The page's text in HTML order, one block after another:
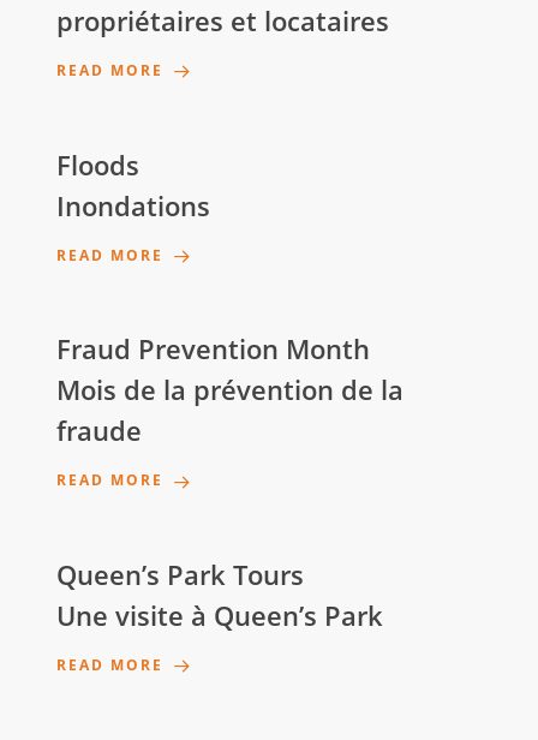
propriétaires et locataires
READ MORE
Floods
Inondations
READ MORE
Fraud Prevention Month
Mois de la prévention de la
fraude
READ MORE
Queen’s Park Tours
Une visite à Queen’s Park
READ MORE